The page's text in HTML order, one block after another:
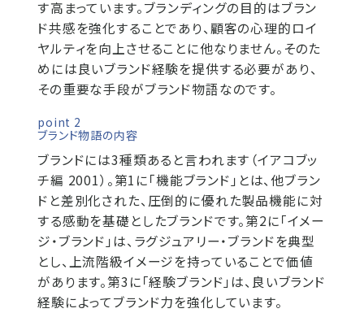
す高まっています。ブランディングの目的はブラン
ド共感を強化することであり、顧客の心理的ロイ
ヤルティを向上させることに他なりません。そのた
めには良いブランド経験を提供する必要があり、
その重要な手段がブランド物語なのです。
point 2
ブランド物語の内容
ブランドには3種類あると言われます（イアコブッ
チ編 2001）。第1に「機能ブランド」とは、他ブラン
ドと差別化された、圧倒的に優れた製品機能に対
する感動を基礎としたブランドです。第2に「イメー
ジ・ブランド」は、ラグジュアリー・ブランドを典型
とし、上流階級イメージを持っていることで価値
があります。第3に「経験ブランド」は、良いブランド
経験によってブランド力を強化しています。